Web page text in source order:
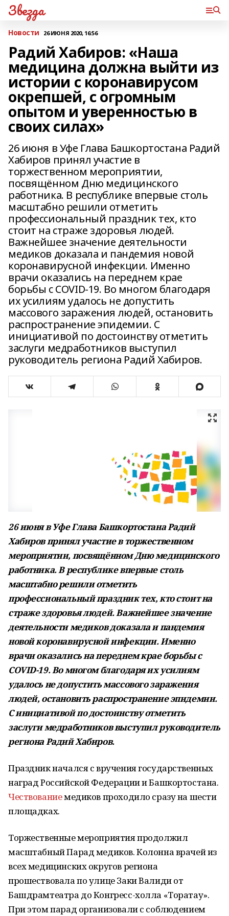
Звезда
Новости 26 ИЮНЯ 2020, 16:56
Радий Хабиров: «Наша
медицина должна выйти из
истории с коронавирусом
окрепшей, с огромным
опытом и уверенностью в
своих силах»
26 июня в Уфе Глава Башкортостана Радий
Хабиров принял участие в
торжественном мероприятии,
посвящённом Дню медицинского
работника. В республике впервые столь
масштабно решили отметить
профессиональный праздник тех, кто
стоит на страже здоровья людей.
Важнейшее значение деятельности
медиков доказала и пандемия новой
коронавирусной инфекции. Именно
врачи оказались на переднем крае
борьбы с COVID-19. Во многом благодаря
их усилиям удалось не допустить
массового заражения людей, остановить
распространение эпидемии. С
инициативой по достоинству отметить
заслуги медработников выступил
руководитель региона Радий Хабиров.
26 июня в Уфе Глава Башкортостана Радий
Хабиров принял участие в торжественном
мероприятии, посвящённом Дню медицинского
работника. В республике впервые столь
масштабно решили отметить
профессиональный праздник тех, кто стоит на
страже здоровья людей. Важнейшее значение
деятельности медиков доказала и пандемия
новой коронавирусной инфекции. Именно
врачи оказались на переднем крае борьбы с
COVID-19. Во многом благодаря их усилиям
удалось не допустить массового заражения
людей, остановить распространение эпидемии.
С инициативой по достоинству отметить
заслуги медработников выступил руководитель
региона Радий Хабиров.
Праздник начался с вручения государственных
наград Российской Федерации и Башкортостана.
Чествованиемедиков проходило сразу на шести
площадках.
Торжественные мероприятия продолжил
масштабный Парад медиков. Колонна врачей из
всех медицинских округов региона
прошествовала по улице Заки Валиди от
Башдрамтеатра до Конгресс-холла «Торатау».
При этом парад организовали с соблюдением